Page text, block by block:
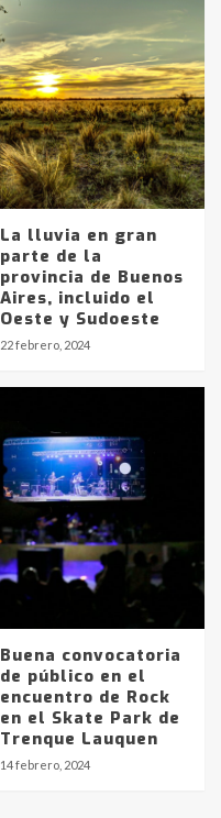
La lluvia en gran
parte de la
provincia de Buenos
Aires, incluido el
Oeste y Sudoeste
22 febrero, 2024
Buena convocatoria
de público en el
encuentro de Rock
en el Skate Park de
Trenque Lauquen
14 febrero, 2024
fatal accidente
5: falleció un
Lauquen
combustibles en
hasta Axion
de Bahía
Agosto vendrá
en gran parte